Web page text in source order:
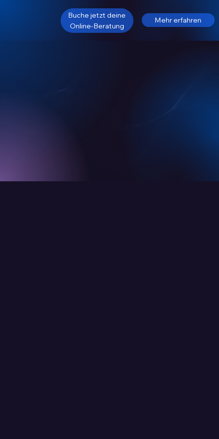
Buche jetzt deine
Online-Beratung
Mehr erfahren